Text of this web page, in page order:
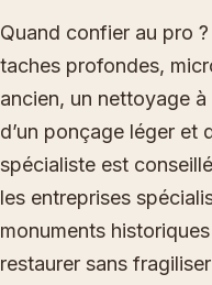
Quand confier au pro
taches profondes,
ancien, un nettoyage à
d’un ponçage léger et
spécialiste est
les entreprises
monuments
restaurer sans